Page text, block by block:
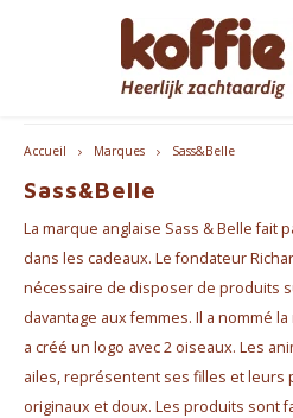
Hoofdmenu / café
Café - En Grains & Moulu
Capsules et dosettes de café
Coffee accessoires
Abonnements café
Hoofdmenu / thé
Thé
Chai
Accesspores Té
Hoofdmenu / mugs
Gobelets à emporter
Tasses à café et à thé
Hoofdmenu / accessoires
Machines à café
Produits d'entretien Jura
Home Barista Tools
Porte-filtres à café
Hoofdmenu / cadeaux
pour ELLE
pour LUI
Coffrets Cadeaux Café & Thé
Beaux Cadeaux
Hoofdmenu
Nederlands
English
Les clients nous
Accueil Marques Sass&Belle
Sass&Belle
La marque anglaise Sass & Belle fait
dans les cadeaux. Le fondateur
nécessaire de disposer de produits
davantage aux femmes. Il a nommé
a créé un logo avec 2 oiseaux. Les
ailes, représentent ses filles et leurs
originaux et doux. Les produits sont